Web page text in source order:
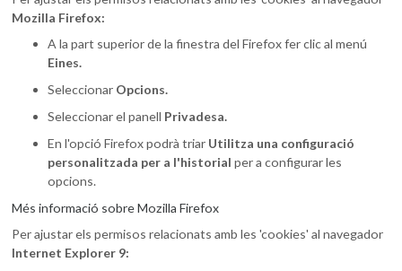
Mozilla Firefox:
A la part superior de la finestra del Firefox fer clic al menú
Eines.
Seleccionar Opcions.
Seleccionar el panell Privadesa.
En l'opció Firefox podrà triar Utilitza una configuració
personalitzada per a l'historial per a configurar les
opcions.
Més informació sobre Mozilla Firefox
Per ajustar els permisos relacionats amb les 'cookies' al navegador
Internet Explorer 9: